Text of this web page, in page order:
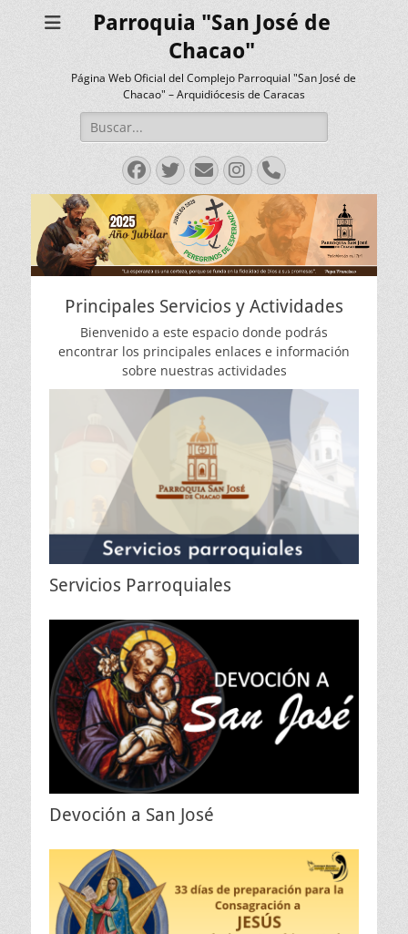
Parroquia "San José de
Chacao"
Página Web Oficial del Complejo Parroquial "San José de
Chacao" – Arquidiócesis de Caracas
Buscar:
Facebook
Twitter
Correo
electrónico
Instagram
Teléfono
Principales Servicios y Actividades
Bienvenido a este espacio donde podrás
encontrar los principales enlaces e información
sobre nuestras actividades
Servicios Parroquiales
Devoción a San José